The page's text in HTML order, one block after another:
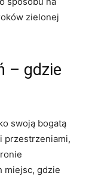
zielonej
– gdzie
swoją bogatą
przestrzeniami,
miejsc, gdzie